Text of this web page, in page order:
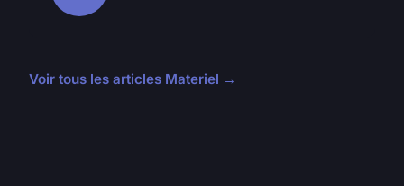
Voir tous les articles Materiel →